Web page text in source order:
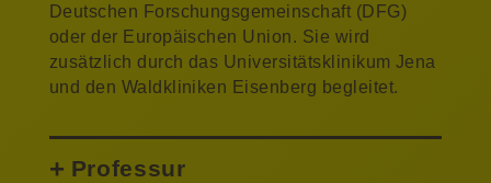
Deutschen Forschungsgemeinschaft (DFG)
oder der Europäischen Union. Sie wird
zusätzlich durch das Universitätsklinikum Jena
und den Waldkliniken Eisenberg begleitet.
Professur